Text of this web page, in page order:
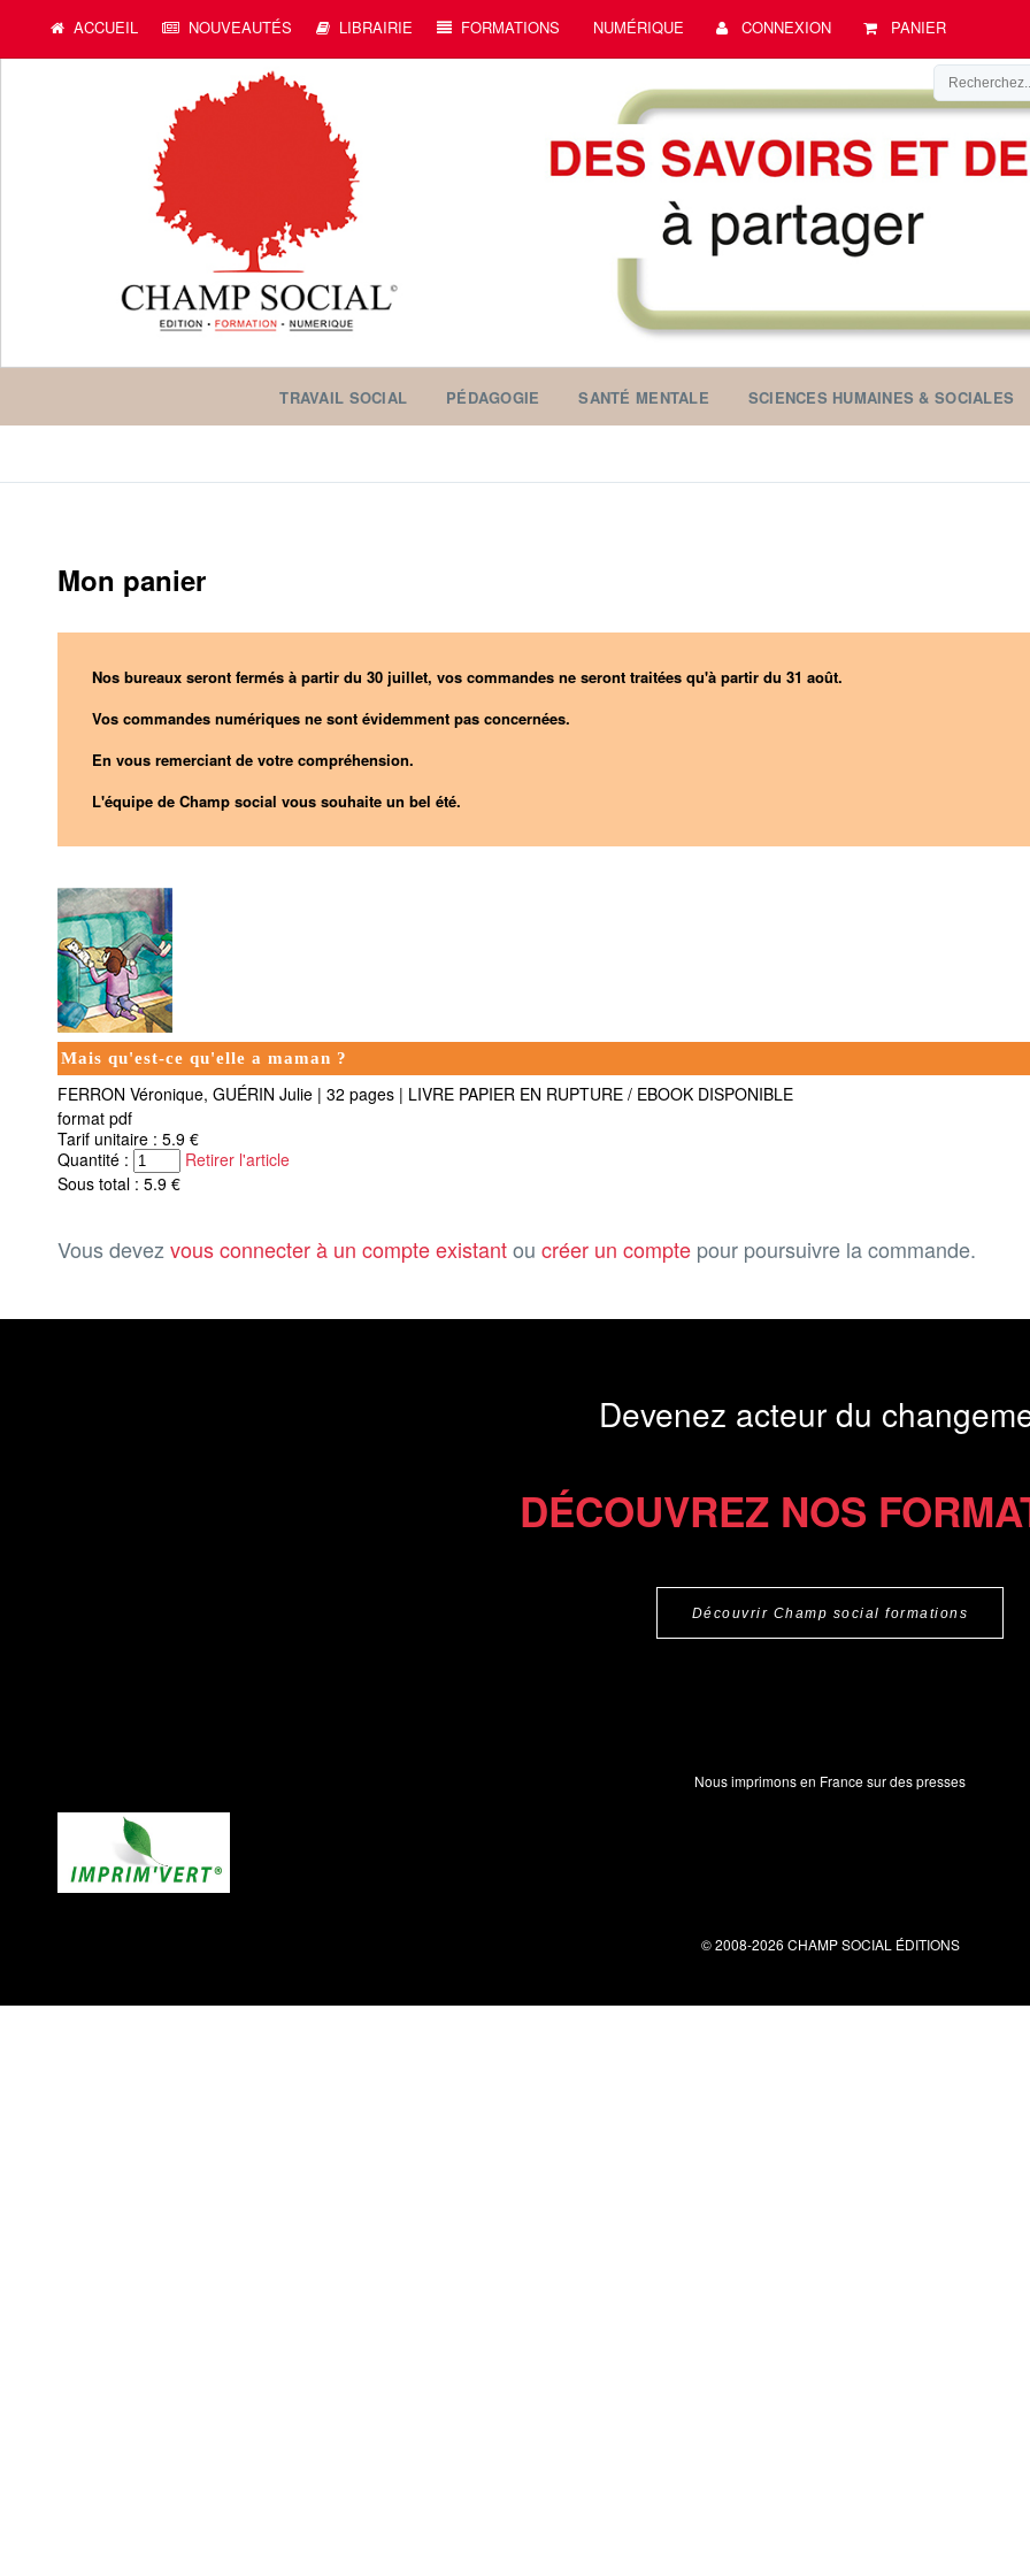
ACCUEIL NOUVEAUTÉS LIBRAIRIE FORMATIONS NUMÉRIQUE CONNEXION PANIER
TRAVAIL SOCIAL PÉDAGOGIE SANTÉ MENTALE SCIENCES HUMAINES & SOCIALES
Mon panier
Nos bureaux seront fermés à partir du 30 juillet, vos commandes ne seront traitées qu'à partir du 31 août.
Vos commandes numériques ne sont évidemment pas concernées.
En vous remerciant de votre compréhension.
L'équipe de Champ social vous souhaite un bel été.
Mais qu'est-ce qu'elle a maman ?
FERRON Véronique, GUÉRIN Julie | 32 pages | LIVRE PAPIER EN RUPTURE / EBOOK DISPONIBLE
format pdf
Tarif unitaire : 5.9 €
Quantité :
Retirer l'article
Sous total : 5.9 €
Vous devezvous connecter à un compte existantou créer un compte pour poursuivre la commande.
Devenez acteur du
DÉCOUVREZ NOS
Découvrir Champ social formations
Nous imprimons en France sur des presses
© 2008-2026 CHAMP SOCIAL ÉDITIONS